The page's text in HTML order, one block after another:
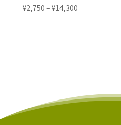
¥2,750 – ¥14,300価